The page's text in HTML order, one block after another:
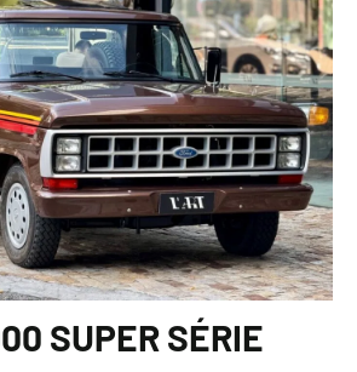
SUPER SÉRIE